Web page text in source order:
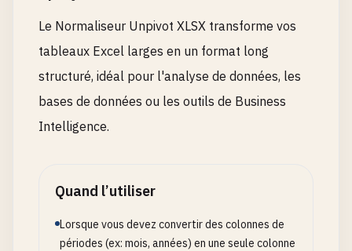
Le Normaliseur Unpivot XLSX transforme vos
tableaux Excel larges en un format long
structuré, idéal pour l'analyse de données, les
bases de données ou les outils de Business
Intelligence.
Quand l’utiliser
Lorsque vous devez convertir des colonnes de
périodes (ex: mois, années) en une seule colonne